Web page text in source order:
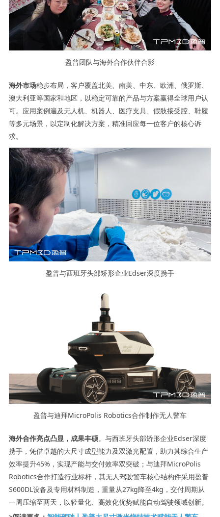
盈普团队与海外合作伙伴合影
海外市场稳步布局，客户覆盖北美、南美、中东、欧洲、俄罗斯、
澳大利亚等国家和地区，以稳定可靠的产品与方案赢得全球用户认
可。应用案例遍及无人机、机器人、医疗支具、假肢接受腔、鞋履
等多元场景，以定制化解决方案，精准回应每一位客户的核心诉
求。
盈普与西班牙头部矫形企业Edser深度携手
盈普与迪拜MicroPolis Robotics合作制作无人警车
海外合作亮点凸显，成果丰硕。与西班牙头部矫形企业Edser深度
携手，凭借卓越的大尺寸成型能力及双激光配置，助力其综合生产
效率提升45%，实现产能与交付效率双突破；与迪拜MicroPolis
Robotics合作打造行业标杆，其无人驾驶警车核心结构件采用盈普
S600DL设备及专用材料制造，重量从27kg降至4kg，交付周期从
一周压缩至两天，以轻量化、高效化优势赋能自动驾驶领域创新。